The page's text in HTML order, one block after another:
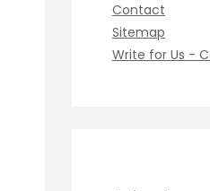
Contact
Sitemap
Write for Us -